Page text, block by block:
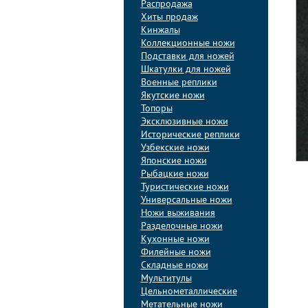
Распродажа
Хиты продаж
Кинжалы
Коллекционные ножи
Подставки для ножей
Шкатулки для ножей
Военные реплики
Якутские ножи
Топоры
Эксклюзивные ножи
Исторические реплики
Узбекские ножи
Японские ножи
Рыбацкие ножи
Туристические ножи
Универсальные ножи
Ножи выживания
Разделочные ножи
Кухонные ножи
Филейные ножи
Складные ножи
Мультитулы
Цельнометаллические
Метательные ножи